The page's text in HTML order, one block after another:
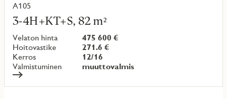
A105
3-4H+KT+S, 82 m²
Velaton hinta
475 600 €
Hoitovastike
271.6 €
Kerros
12/16
Valmistuminen
muuttovalmis
Lue
lisää
kohteesta